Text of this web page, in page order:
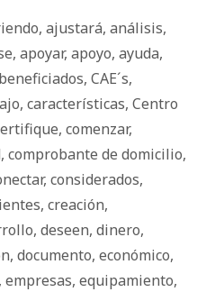
, ajustará, análisis,
, apoyar, apoyo, ayuda,
beneficiados, CAE´s,
, características, Centro
, comenzar,
, comprobante de domicilio,
, considerados,
, creación,
, deseen, dinero,
, documento, económico,
, empresas, equipamiento,